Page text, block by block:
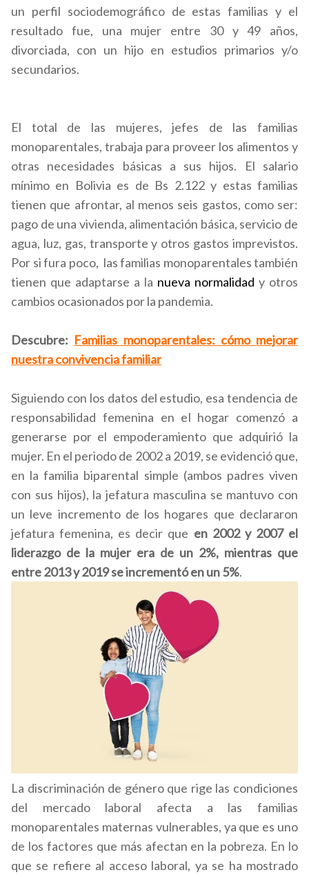
un perfil sociodemográfico de estas familias y el
resultado fue, una mujer entre 30 y 49 años,
divorciada, con un hijo en estudios primarios y/o
secundarios.
El total de las mujeres, jefes de las familias
monoparentales, trabaja para proveer los alimentos y
otras necesidades básicas a sus hijos. El salario
mínimo en Bolivia es de Bs 2.122 y estas familias
tienen que afrontar, al menos seis gastos, como ser:
pago de una vivienda, alimentación básica, servicio de
agua, luz, gas, transporte y otros gastos imprevistos.
Por si fura poco, las familias monoparentales también
tienen que adaptarse a la nueva normalidad y otros
cambios ocasionados por la pandemia.
Descubre: Familias monoparentales: cómo mejorar
nuestra convivencia familiar
Siguiendo con los datos del estudio, esa tendencia de
responsabilidad femenina en el hogar comenzó a
generarse por el empoderamiento que adquirió la
mujer. En el periodo de 2002 a 2019, se evidenció que,
en la familia biparental simple (ambos padres viven
con sus hijos), la jefatura masculina se mantuvo con
un leve incremento de los hogares que declararon
jefatura femenina, es decir que en 2002 y 2007 el
liderazgo de la mujer era de un 2%, mientras que
entre 2013 y 2019 se incrementó en un 5%.
La discriminación de género que rige las condiciones
del mercado laboral afecta a las familias
monoparentales maternas vulnerables, ya que es uno
de los factores que más afectan en la pobreza. En lo
que se refiere al acceso laboral, ya se ha mostrado